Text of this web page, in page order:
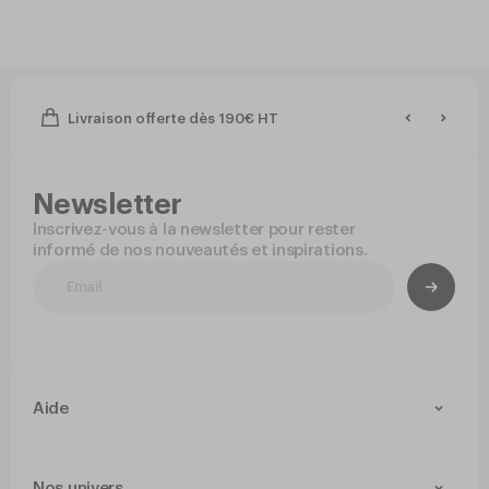
Livraison offerte dès 190€ HT
Newsletter
Inscrivez-vous à la newsletter pour rester
informé de nos nouveautés et inspirations.
Aide
Livraison et retours